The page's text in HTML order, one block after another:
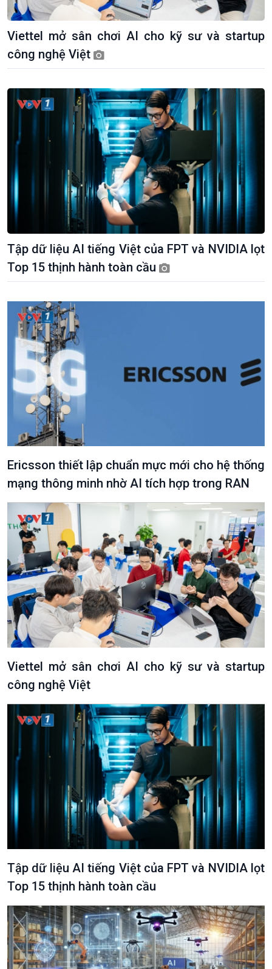
Xã hội
Tin Đời sống & Xã hội
360 độ Sức khỏe
Tài nguyên và Môi trường
Chuyên gia của bạn
Xã hội chuyển động
Bước chân đến trường
khí hậu
Viettel mở sân chơi AI cho kỹ sư và startup
công nghệ Việt
Tập dữ liệu AI tiếng Việt của FPT và NVIDIA lọt
Top 15 thịnh hành toàn cầu
Ericsson thiết lập chuẩn mực mới cho hệ thống
mạng thông minh nhờ AI tích hợp trong RAN
Viettel mở sân chơi AI cho kỹ sư và startup
công nghệ Việt
Tập dữ liệu AI tiếng Việt của FPT và NVIDIA lọt
Top 15 thịnh hành toàn cầu